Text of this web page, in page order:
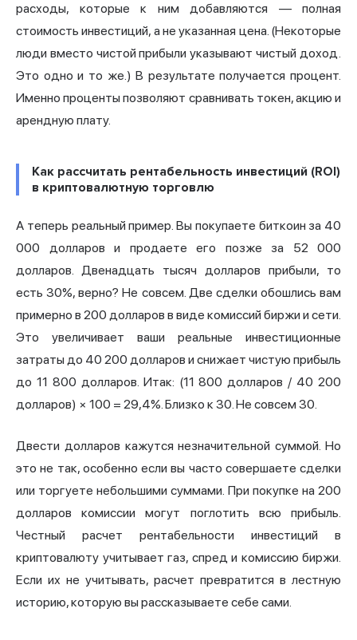
расходы, которые к ним добавляются — полная
стоимость инвестиций, а не указанная цена. (Некоторые
люди вместо чистой прибыли указывают чистый доход.
Это одно и то же.) В результате получается процент.
Именно проценты позволяют сравнивать токен, акцию и
арендную плату.
Как рассчитать рентабельность инвестиций (ROI)
в криптовалютную торговлю
А теперь реальный пример. Вы покупаете биткоин за 40
000 долларов и продаете его позже за 52 000
долларов. Двенадцать тысяч долларов прибыли, то
есть 30%, верно? Не совсем. Две сделки обошлись вам
примерно в 200 долларов в виде комиссий биржи и сети.
Это увеличивает ваши реальные инвестиционные
затраты до 40 200 долларов и снижает чистую прибыль
до 11 800 долларов. Итак: (11 800 долларов / 40 200
долларов) × 100 = 29,4%. Близко к 30. Не совсем 30.
Двести долларов кажутся незначительной суммой. Но
это не так, особенно если вы часто совершаете сделки
или торгуете небольшими суммами. При покупке на 200
долларов комиссии могут поглотить всю прибыль.
Честный расчет рентабельности инвестиций в
криптовалюту учитывает газ, спред и комиссию биржи.
Если их не учитывать, расчет превратится в лестную
историю, которую вы рассказываете себе сами.